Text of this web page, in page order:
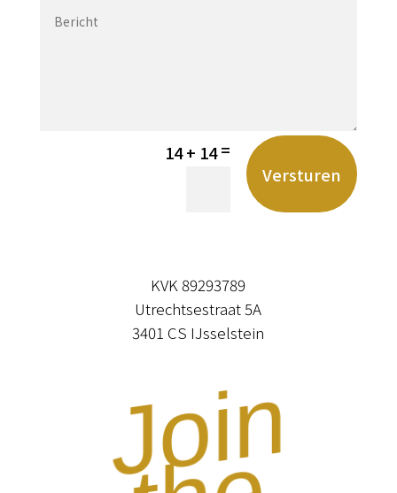
14 + 14=
Versturen
KVK 89293789
Utrechtsestraat 5A
3401 CS IJsselstein
J
o
i
n
t
h
c
o
m
m
n
i
t
y